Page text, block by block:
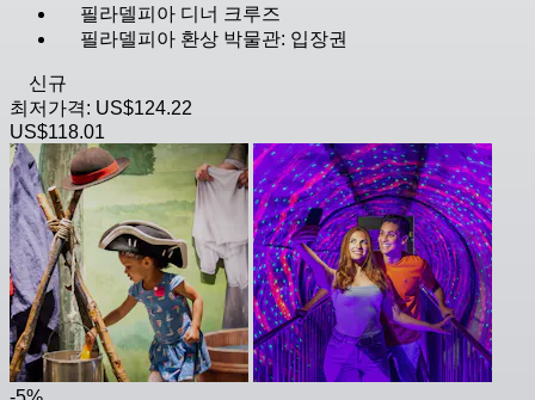
필라델피아 디너 크루즈
필라델피아 환상 박물관: 입장권
신규
최저가격: US$124.22
US$118.01